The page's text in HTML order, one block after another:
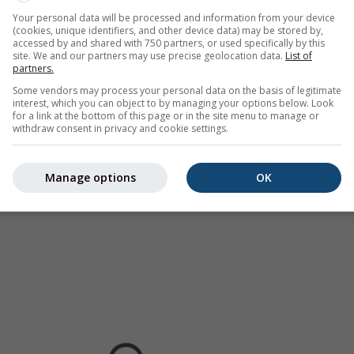
(verfügbar in den USA, Europa, Australien). Nieselregen oder
unsichtbar sein.Die Niederschlagsintensitätist
für Neustift im Stubaital
Your personal data will be processed and information from your device
(cookies, unique identifiers, and other device data) may be stored by,
accessed by and shared with 750 partners, or used specifically by this
site. We and our partners may use precise geolocation data. List of
partners.
Some vendors may process your personal data on the basis of legitimate
interest, which you can object to by managing your options below. Look
for a link at the bottom of this page or in the site menu to manage or
withdraw consent in privacy and cookie settings.
OK
Manage options